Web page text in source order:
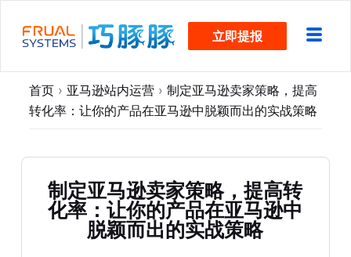
过
立即提报
首页 › 亚马逊站内运营 › 制定亚马逊卖家策略，提高
转化率：让你的产品在亚马逊中脱颖而出的实战策略
制定亚马逊卖家策略，提高转
化率：让你的产品在亚马逊中
脱颖而出的实战策略